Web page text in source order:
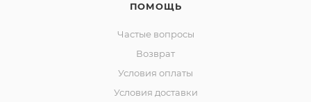
ПОМОЩЬ
Частые вопросы
Возврат
Условия оплаты
Условия доставки